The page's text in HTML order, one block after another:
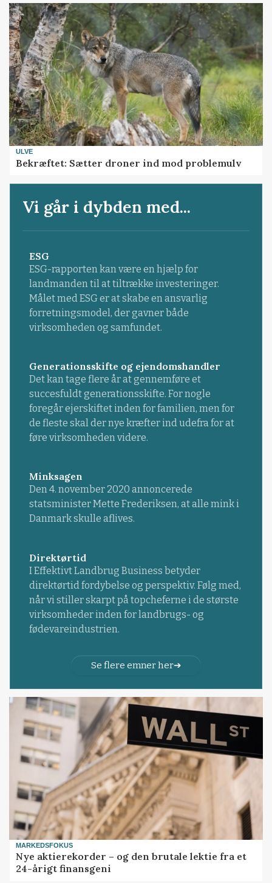
ULVE
Bekræftet: Sætter droner ind mod problemulv
Vi går i dybden med...
ESG
ESG-rapporten kan være en hjælp for
landmanden til at tiltrække investeringer.
Målet med ESG er at skabe en ansvarlig
forretningsmodel, der gavner både
virksomheden og samfundet.
Generationsskifte og ejendomshandler
Det kan tage flere år at gennemføre et
succesfuldt generationsskifte. For nogle
foregår ejerskiftet inden for familien, men for
de fleste skal der nye kræfter ind udefra for at
føre virksomheden videre.
Minksagen
Den 4. november 2020 annoncerede
statsminister Mette Frederiksen, at alle mink i
Danmark skulle aflives.
Direktørtid
I Effektivt Landbrug Business betyder
direktørtid fordybelse og perspektiv. Følg med,
når vi stiller skarpt på topcheferne i de største
virksomheder inden for landbrugs- og
fødevareindustrien.
Se flere emner her
MARKEDSFOKUS
Nye aktierekorder – og den brutale lektie fra et
24-årigt finansgeni